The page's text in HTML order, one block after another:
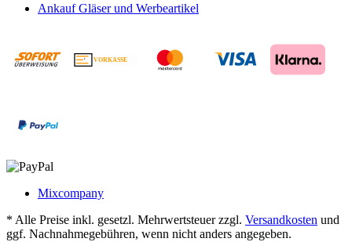
Ankauf Gläser und Werbeartikel
VORKASSE
Mixcompany
* Alle Preise inkl. gesetzl. Mehrwertsteuer zzgl. Versandkosten und
ggf. Nachnahmegebühren, wenn nicht anders angegeben.